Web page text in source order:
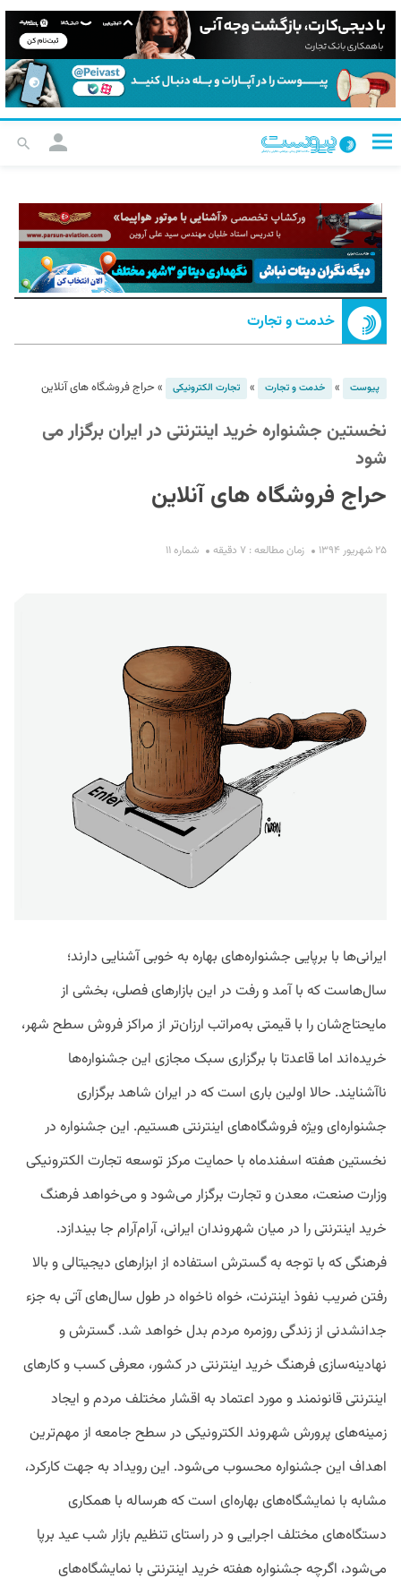
خدمت و تجارت
پیوست » خدمت و تجارت » تجارت الکترونیکی » حراج فروشگاه های آنلاین
نخستین جشنواره خرید اینترنتی در ایران برگزار می
شود
حراج فروشگاه های آنلاین
۲۵ شهریور ۱۳۹۴ زمان مطالعه : ۷ دقیقه شماره ۱۱
ایرانی‌ها با برپایی جشنواره‌های بهاره به خوبی آشنایی دارند؛
سال‌هاست که با آمد و رفت در این بازارهای فصلی، بخشی از
مایحتاج‌شان را با قیمتی به‌مراتب ارزان‌تر از مراکز فروش سطح شهر،
خریده‌اند اما قاعدتا با برگزاری سبک مجازی‌ این جشنواره‌ها
ناآشنایند. حالا اولین ‌باری است که در ایران شاهد برگزاری
جشنواره‌ای ویژه فروشگاه‌های اینترنتی هستیم. این جشنواره در
نخستین هفته اسفندماه با حمایت مرکز توسعه تجارت الکترونیکی
وزارت صنعت، معدن و تجارت برگزار می‌شود و می‌خواهد فرهنگ
خرید اینترنتی را در میان شهروندان ایرانی، آرام‌آرام جا بیندازد.
فرهنگی که با توجه به گسترش استفاده از ابزارهای دیجیتالی و بالا
رفتن ضریب نفوذ اینترنت، خواه ناخواه در طول سال‌های آتی به جزء
جدانشدنی از زندگی روزمره مردم بدل خواهد شد. گسترش و
نهادینه‌سازی فرهنگ خرید اینترنتی در کشور، معرفی کسب و کارهای
اینترنتی قانونمند و مورد اعتماد به اقشار مختلف مردم و ایجاد
زمینه‌های پرورش شهروند الکترونیکی در سطح جامعه از مهم‌ترین
اهداف این جشنواره محسوب می‌شود. این رویداد به جهت کارکرد،
مشابه با نمایشگاه‌های بهاره‌ای است که هرساله با همکاری
دستگاه‌های مختلف اجرایی و در راستای تنظیم بازار شب عید برپا
می‌شود، اگرچه جشنواره هفته خرید اینترنتی با نمایشگاه‌های